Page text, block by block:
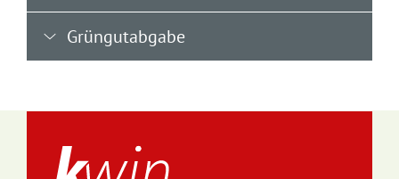
Grüngutabgabe